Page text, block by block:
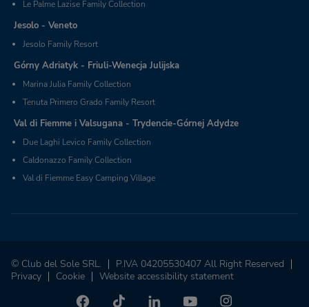
Le Palme Lazise Family Collection
Jesolo - Veneto
Jesolo Family Resort
Górny Adriatyk - Friuli-Wenecja Julijska
Marina Julia Family Collection
Tenuta Primero Grado Family Resort
Val di Fiemme i Valsugana - Trydencie-Górnej Adydze
Due Laghi Levico Family Collection
Caldonazzo Family Collection
Val di Fiemme Easy Camping Village
© Club del Sole SRL.
P.IVA 04205530407 All Right Reserved
Privacy
Cookie Website accessibility statement